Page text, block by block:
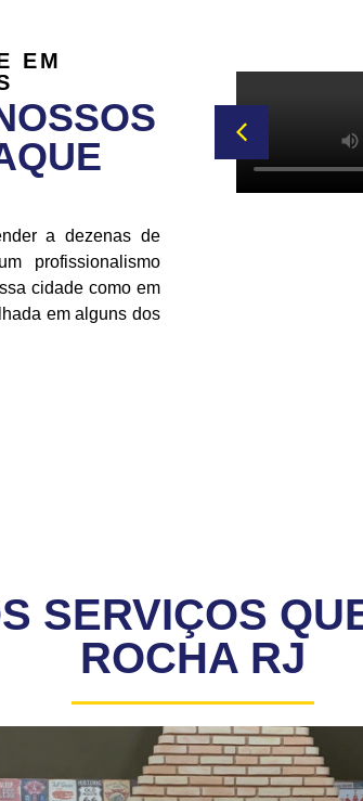
EM
a dezenas de
profissionalismo
cidade como em
em alguns dos
SERVIÇOS
ROCHA RJ